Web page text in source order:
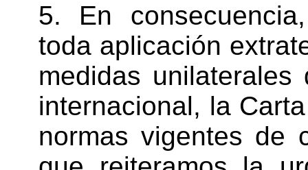
5. En
toda aplicación
medidas
internacional, la
normas vigentes de